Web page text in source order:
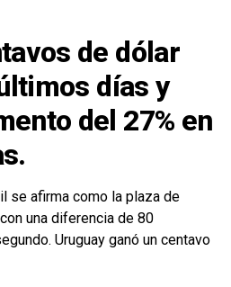
m
p
ar
tir
de dólar
días y
del 27% en
se afirma como la plaza de
una diferencia de 80
Uruguay ganó un centavo